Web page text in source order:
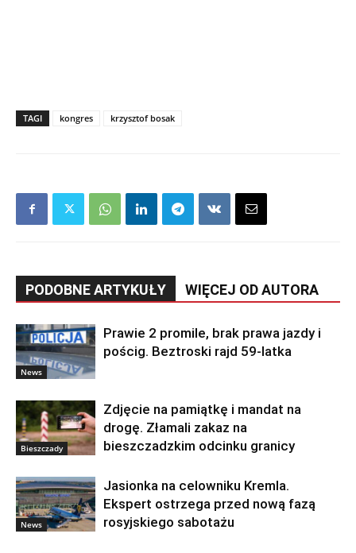
TAGI kongres krzysztof bosak
PODOBNE ARTYKUŁY WIĘCEJ OD AUTORA
News
Prawie 2 promile, brak prawa jazdy i
pościg. Beztroski rajd 59-latka
Bieszczady
Zdjęcie na pamiątkę i mandat na
drogę. Złamali zakaz na
bieszczadzkim odcinku granicy
News
Jasionka na celowniku Kremla.
Ekspert ostrzega przed nową fazą
rosyjskiego sabotażu